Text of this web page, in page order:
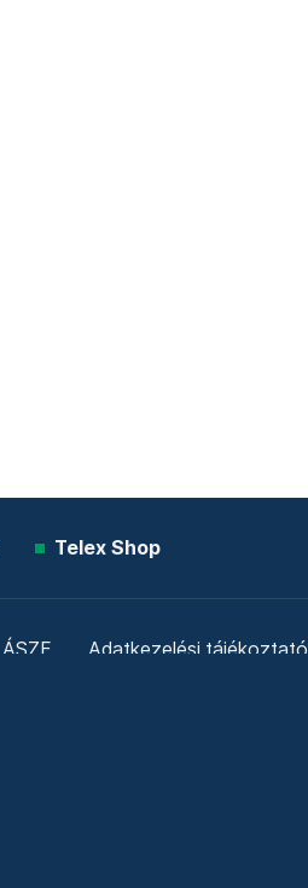
Telex Shop
ÁSZF Adatkezelési tájékoztató